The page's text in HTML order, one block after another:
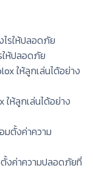
ให้ปลอดภัย
ห้ลูกเล่นได้อย่าง
ค่าความปลอดภัยที่